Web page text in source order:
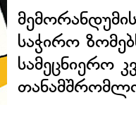
საჭირო
სამეცნიერო